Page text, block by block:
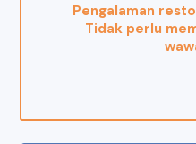
Pengalaman
Tidak perlu